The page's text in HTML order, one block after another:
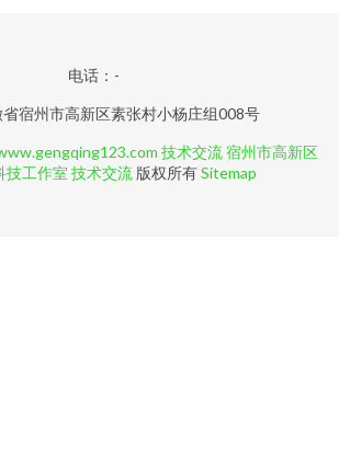
电话：-
宿州市高新区素张村小杨庄组008号
技术交流宿州市高新区
技工作室 技术交流 版权所有Sitemap